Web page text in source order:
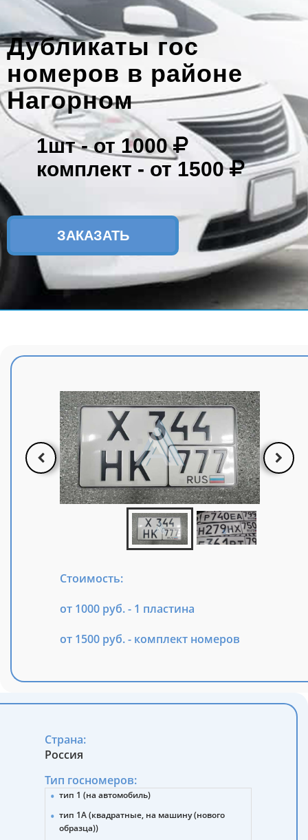
Дубликаты гос
номеров в районе
Нагорном
1шт -от 1000
комплект - от 1500
ЗАКАЗАТЬ
Стоимость:
от 1000 руб. - 1 пластина
от 1500 руб. - комплект номеров
Страна:
Россия
Тип госномеров:
тип 1 (на автомобиль)
тип 1А (квадратные, на машину (нового
образца))